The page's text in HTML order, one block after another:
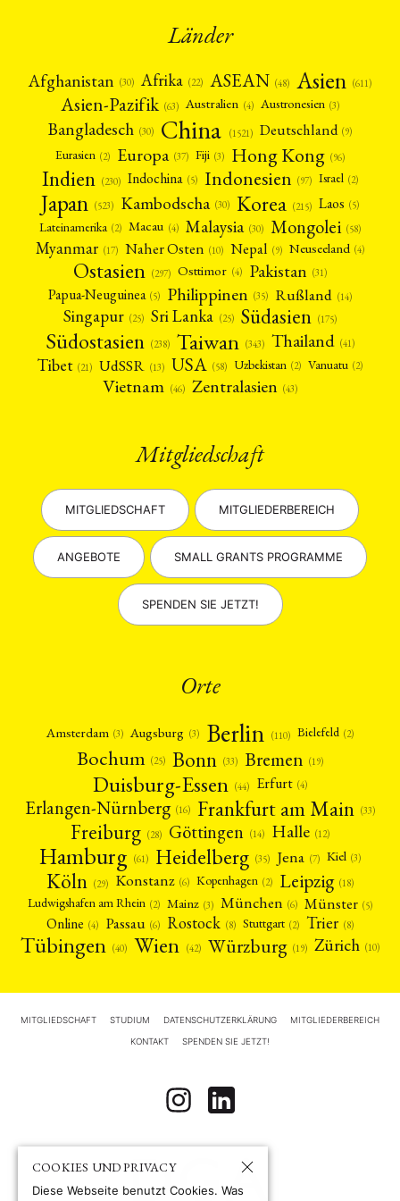
Länder
Afghanistan (30) Afrika (22) ASEAN (48) Asien (611)
Asien-Pazifik (63) Australien (4) Austronesien (3)
Bangladesch (30) China (1521) Deutschland (9)
Eurasien (2) Europa (37) Fiji (3) Hong Kong (96)
Indien (230) Indochina (5) Indonesien (97) Israel (2)
Japan (523) Kambodscha (30) Korea (215) Laos (5)
Lateinamerika (2) Macau (4) Malaysia (30) Mongolei (58)
Myanmar (17) Naher Osten (10) Nepal (9) Neuseeland (4)
Ostasien (297) Osttimor (4) Pakistan (31)
Papua-Neuguinea (5) Philippinen (35) Rußland (14)
Singapur (25) Sri Lanka (25) Südasien (175)
Südostasien (238) Taiwan (343) Thailand (41)
Tibet (21) UdSSR (13) USA (58) Uzbekistan (2) Vanuatu (2)
Vietnam (46) Zentralasien (43)
Mitgliedschaft
MITGLIEDSCHAFT MITGLIEDERBEREICH
ANGEBOTE SMALL GRANTS PROGRAMME
SPENDEN SIE JETZT!
Orte
Amsterdam (3) Augsburg (3) Berlin (110) Bielefeld (2)
Bochum (25) Bonn (33) Bremen (19)
Duisburg-Essen (44) Erfurt (4)
Erlangen-Nürnberg (16) Frankfurt am Main (33)
Freiburg (28) Göttingen (14) Halle (12)
Hamburg (61) Heidelberg (35) Jena (7) Kiel (3)
Köln (29) Konstanz (6) Kopenhagen (2) Leipzig (18)
Ludwigshafen am Rhein (2) Mainz (3) München (6) Münster (5)
Online (4) Passau (6) Rostock (8) Stuttgart (2) Trier (8)
Tübingen (40) Wien (42) Würzburg (19) Zürich (10)
MITGLIEDSCHAFT STUDIUM DATENSCHUTZERKLÄRUNG MITGLIEDERBEREICH
KONTAKT SPENDEN SIE JETZT!
COOKIES UND PRIVACY
Diese Webseite benutzt Cookies. Was